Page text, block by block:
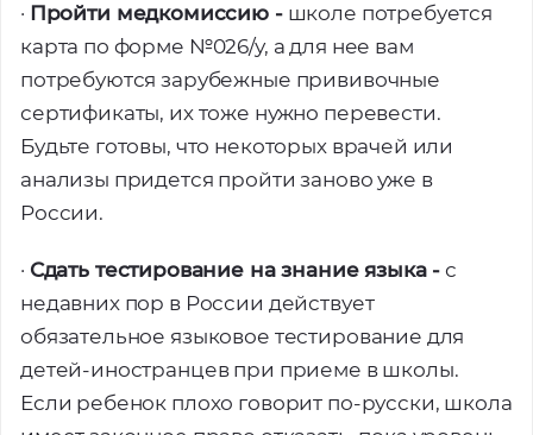
· Пройти медкомиссию -школе потребуется
карта по форме №026/у, а для нее вам
потребуются зарубежные прививочные
сертификаты, их тоже нужно перевести.
Будьте готовы, что некоторых врачей или
анализы придется пройти заново уже в
России.
· Сдать тестирование на знание языка - с
недавних пор в России действует
обязательное языковое тестирование для
детей-иностранцев при приеме в школы.
Если ребенок плохо говорит по-русски, школа